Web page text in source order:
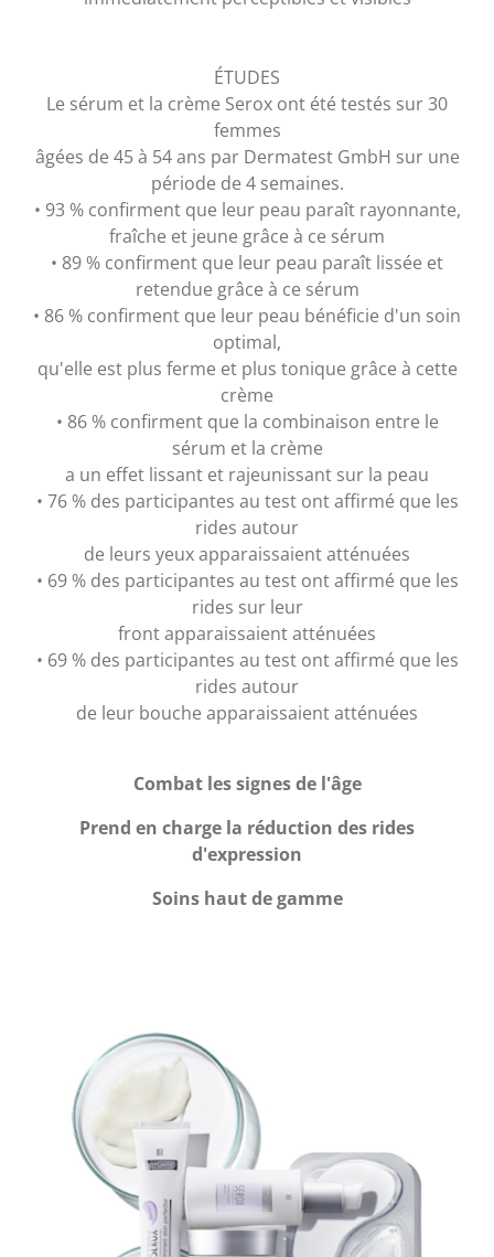
ÉTUDES
Le sérum et la crème Serox ont été testés sur 30
femmes
âgées de 45 à 54 ans par Dermatest GmbH sur une
période de 4 semaines.
• 93 % confirment que leur peau paraît rayonnante,
fraîche et jeune grâce à ce sérum
• 89 % confirment que leur peau paraît lissée et
retendue grâce à ce sérum
• 86 % confirment que leur peau bénéficie d'un soin
optimal,
qu'elle est plus ferme et plus tonique grâce à cette
crème
• 86 % confirment que la combinaison entre le
sérum et la crème
a un effet lissant et rajeunissant sur la peau
• 76 % des participantes au test ont affirmé que les
rides autour
de leurs yeux apparaissaient atténuées
• 69 % des participantes au test ont affirmé que les
rides sur leur
front apparaissaient atténuées
• 69 % des participantes au test ont affirmé que les
rides autour
de leur bouche apparaissaient atténuées
Combat les signes de l'âge
Prend en charge la réduction des rides
d'expression
Soins haut de gamme